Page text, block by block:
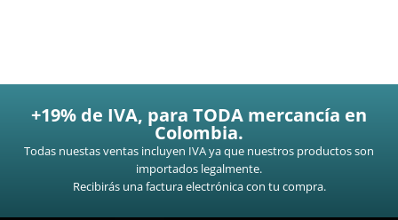
+19% de IVA, para TODA mercancía en
Colombia.
Todas nuestas ventas incluyen IVA ya que nuestros productos son
importados legalmente.
Recibirás una factura electrónica con tu compra.